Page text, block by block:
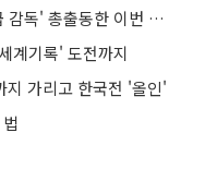
선수보다 감독이 더 화려⋯'역대급 감독' 총출동한 이번 월드컵
계기록' 도전까지
가리고 한국전 '올인'